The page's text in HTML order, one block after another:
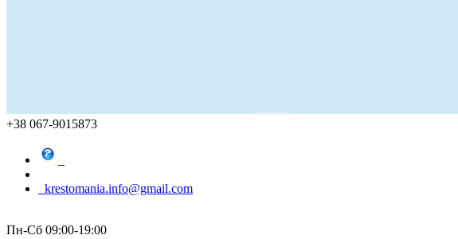
+38 067-9015873
krestomania.info@gmail.com
Пн-Сб 09:00-19:00